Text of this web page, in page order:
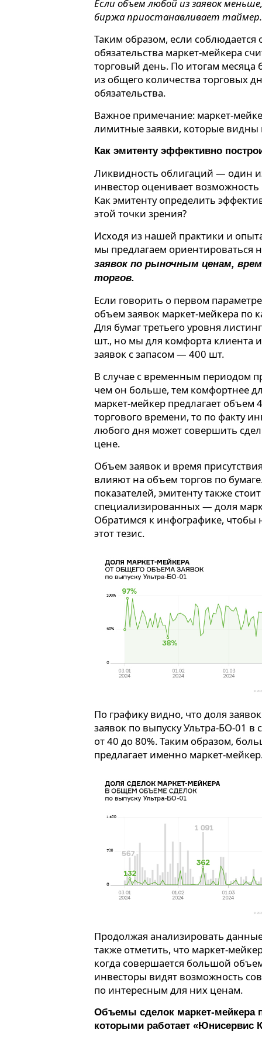
Если объем любой из заявок
биржа приостанавливает таймер.
Таким образом, если соблюдается
обязательства маркет-мейкера
торговый день. По итогам месяца
из общего количества торговых
обязательства.
Важное примечание: маркет-
лимитные заявки, которые видны
Как эмитенту эффективно
Ликвидность облигаций — один
инвестор оценивает
Как эмитенту определить
этой точки зрения?
Исходя из нашей практики и
мы предлагаем ориентироваться
заявок по рыночным ценам,
торгов.
Если говорить о первом
объем заявок маркет-мейкера по
Для бумаг третьего уровня
шт., но мы для комфорта клиента
заявок с запасом — 400 шт.
В случае с временным периодом
чем он больше, тем комфортнее
маркет-мейкер предлагает объем
торгового времени, то по факту
любого дня может совершить
цене.
Объем заявок и время
влияют на объем торгов по
показателей, эмитенту также
специализированных — доля
Обратимся к инфографике, чтобы
этот тезис.
По графику видно, что доля
заявок по выпуску Ультра-БО-01
от 40 до 80%. Таким образом,
предлагает именно маркет-
Продолжая анализировать
также отметить, что маркет-
когда совершается большой
инвесторы видят возможность
по интересным для них ценам.
Объемы сделок маркет-мейкера
которыми работает «Юнисервис